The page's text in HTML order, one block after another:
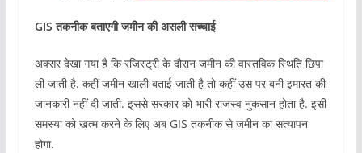
GIS तकनीक बताएगी जमीन की असली सच्चाई
अक्सर देखा गया है कि रजिस्ट्री के दौरान जमीन की वास्तविक स्थिति छिपा
ली जाती है. कहीं जमीन खाली बताई जाती है तो कहीं उस पर बनी इमारत की
जानकारी नहीं दी जाती. इससे सरकार को भारी राजस्व नुकसान होता है. इसी
समस्या को खत्म करने के लिए अब GIS तकनीक से जमीन का सत्यापन
होगा.